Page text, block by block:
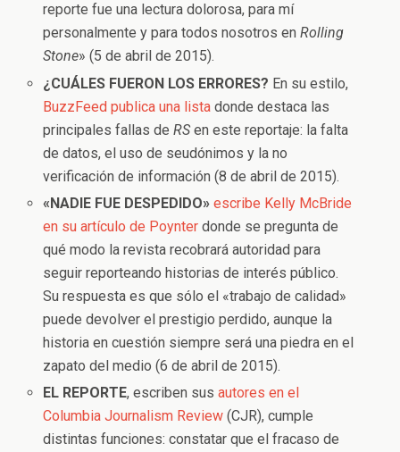
reporte fue una lectura dolorosa, para mí
personalmente y para todos nosotros enRolling
Stone» (5 de abril de 2015).
¿CUÁLES FUERON LOS ERRORES? En su estilo,
BuzzFeed publica una lista donde destaca las
principales fallas deRS en este reportaje: la falta
de datos, el uso de seudónimos y la no
verificación de información (8 de abril de 2015).
«NADIE FUE DESPEDIDO» escribe Kelly McBride
en su artículo de Poynter donde se pregunta de
qué modo la revista recobrará autoridad para
seguir reporteando historias de interés público.
Su respuesta es que sólo el «trabajo de calidad»
puede devolver el prestigio perdido, aunque la
historia en cuestión siempre será una piedra en el
zapato del medio (6 de abril de 2015).
EL REPORTE, escriben susautores en el
Columbia Journalism Review (CJR), cumple
distintas funciones: constatar que el fracaso de